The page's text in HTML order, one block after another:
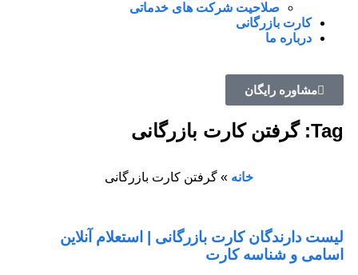
صلاحیت شرکت های خدماتی
کارت بازرگانی
درباره ما
مشاوره رایگان
Tag: گرفتن کارت بازرگانی
خانه » گرفتن کارت بازرگانی
لیست دارندگان کارت بازرگانی | استعلام آنلاین
اسامی و شناسه کارت